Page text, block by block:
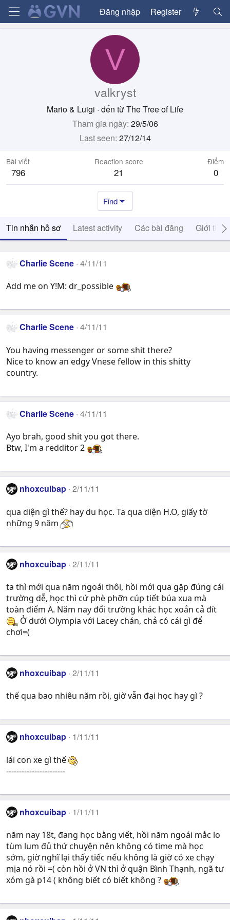
Đăng nhập Register
V
valkryst
Mario & Luigi · đến từThe Tree of Life
Tham gia ngày 29/5/06
Last seen 27/12/14
Bài viết
796
Reaction score
21
Điểm
0
Find
Tin nhắn hồ sơ Latest activity Các bài đăng Giới thiệu
Charlie Scene 4/11/11
Add me on Y!M: dr_possible
Charlie Scene 4/11/11
You having messenger or some shit there?
Nice to know an edgy Vnese fellow in this shitty
country.
Charlie Scene 4/11/11
Ayo brah, good shit you got there.
Btw, I'm a redditor 2
nhoxcuibap 2/11/11
qua diện gì thế? hay du học. Ta qua diện H.O, giấy tờ
những 9 năm
nhoxcuibap 2/11/11
ta thì mới qua năm ngoái thôi, hồi mới qua gặp đúng cái
trường dễ, học thì cứ phè phỡn cúp tiết búa xua mà
toàn điểm A. Năm nay đổi trường khác học xoắn cả đít
Ở dưới Olympia với Lacey chán, chả có cái gì để
chơi=(
nhoxcuibap 2/11/11
thế qua bao nhiêu năm rồi, giờ vẫn đại học hay gì ?
nhoxcuibap 1/11/11
lái con xe gì thế
-----------------------
nhoxcuibap 1/11/11
năm nay 18t, đang học bằng viết, hồi năm ngoái mắc lo
tùm lum đủ thứ chuyện nên không có time mà học
sớm, giờ nghĩ lại thấy tiếc nếu không là giờ có xe chạy
mịa nó rồi =( còn hồi ở VN thì ở quận Bình Thạnh, ngã tư
xóm gà p14 ( không biết có biết không ?